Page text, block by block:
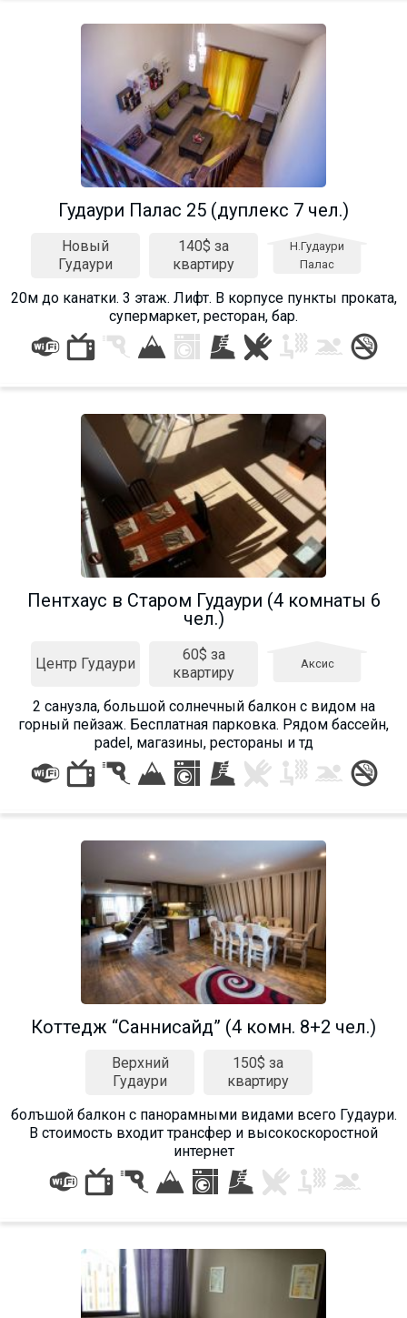
Гудаури Палас 25 (дуплекс 7 чел.)
Новый
Гудаури
140$ за
квартиру
Н.Гудаури
Палас
20м до канатки. 3 этаж. Лифт. В корпусе пункты проката,
супермаркет, ресторан, бар.
Пентхаус в Старом Гудаури (4 комнаты 6
чел.)
Центр Гудаури
60$ за
квартиру
Аксис
2 санузла, большой солнечный балкон с видом на
горный пейзаж. Бесплатная парковка. Рядом бассейн,
padel, магазины, рестораны и тд
Коттедж “Саннисайд” (4 комн. 8+2 чел.)
Верхний
Гудаури
150$ за
квартиру
болъшой балкон с панорамными видами всего Гудаури.
В стоимость входит трансфер и высокоскоростной
интернет